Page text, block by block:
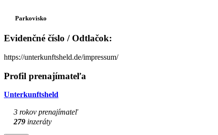
Parkovisko
Evidenčné číslo / Odtlačok:
https://unterkunftsheld.de/impressum/
Profil prenajímateľa
Unterkunftsheld
3 rokov prenajímateľ
279 inzeráty